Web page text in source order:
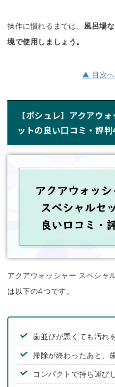
操作に慣れるまでは、 風呂場
境で使用しましょう。
▲ 目次へ
【ポシュレ】アクアウ
ットの良い口コミ・評
アクアウォッシャー スペシャ
は以下の4つです。
歯並びが悪くても汚れ
掃除が終わったあと、
コンパクトで持ち運び